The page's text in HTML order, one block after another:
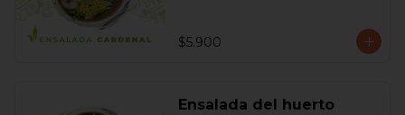
$5.900
Ensalada del huerto